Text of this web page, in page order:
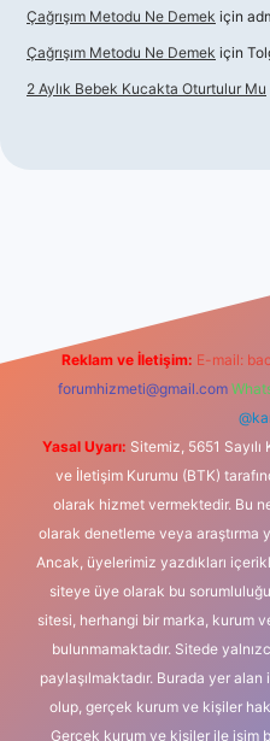
Çağrışım Metodu Ne Demek için
Çağrışım Metodu Ne Demek için
2 Aylık Bebek Kucakta Oturtulur Mu
Reklam ve İletişim: E-mail:
forumhizmeti@gmail.com
Yasal Uyarı: Sitemiz, 5651
ve İletişim Kurumu (BTK)
olarak hizmet vermektedir. Bu
olarak denetleme veya araştırma
Ancak, üyelerimiz yazdıkları
siteye üye olarak bu
sitesi, herhangi bir marka, kurum
bulunmamaktadır. Sitede
paylaşılmaktadır. Burada yer
olup, gerçek kurum ve kişiler
Gerçek kurum ve kişiler ile isim